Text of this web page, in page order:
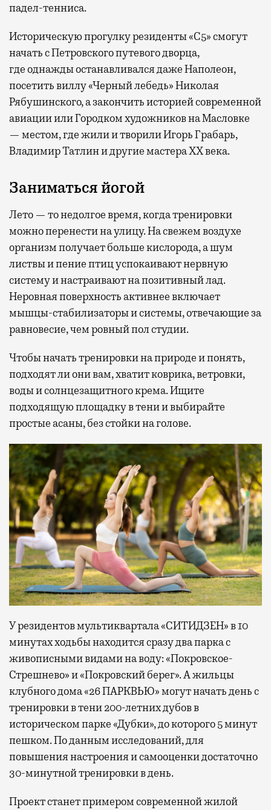
падел-тенниса.
Историческую прогулку резиденты «С5» смогут
начать с Петровского путевого дворца,
гдеоднажды останавливался даже Наполеон,
посетить виллу «Черный лебедь» Николая
Рябушинского, а закончить историей современной
авиации или Городком художников на Масловке
— местом, где жили и творили Игорь Грабарь,
Владимир Татлин и другие мастера XX века.
Заниматься йогой
Лето — то недолгое время, когда тренировки
можно перенести на улицу. На свежем воздухе
организм получает больше кислорода, а шум
листвы и пение птиц успокаивают нервную
систему и настраивают на позитивный лад.
Неровная поверхность активнее включает
мышцы-стабилизаторы и системы, отвечающие за
равновесие, чем ровный пол студии.
Чтобы начать тренировки на природе и понять,
подходят ли они вам, хватит коврика, ветровки,
воды и солнцезащитного крема. Ищите
подходящую площадку в тени и выбирайте
простые асаны, без стойки на голове.
У резидентов мультиквартала «СИТИДЗЕН» в 10
минутах ходьбы находится сразу два парка с
живописными видами на воду: «Покровское-
Стрешнево» и «Покровский берег». А жильцы
клубного дома «26 ПАРКВЬЮ» могут начать день с
тренировки в тени 200-летних дубов в
историческом парке «Дубки», до которого 5 минут
пешком. По данным исследований, для
повышения настроения и самооценки достаточно
30-минутной тренировки в день.
Проект станет примером современной жилой